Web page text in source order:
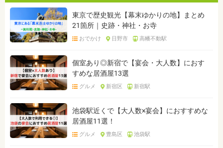
東京で歴史観光【幕末ゆかりの地】まとめ
21箇所｜史跡・神社・お寺
おでかけ 日野市 高幡不動駅
個室あり◎新宿で【宴会・大人数】におす
すめな居酒屋13選
グルメ 新宿区 新宿駅
池袋駅近くで【大人数×宴会】におすすめな
居酒屋11選！
グルメ 豊島区 池袋駅